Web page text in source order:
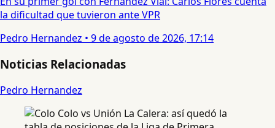
la dificultad que tuvieron ante VPR
Pedro Hernandez • 9 de agosto de 2026, 17:14
Noticias Relacionadas
Pedro Hernandez